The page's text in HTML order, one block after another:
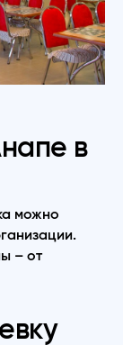
в
можно
– от